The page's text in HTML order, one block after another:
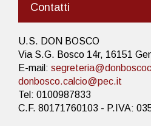
Contatti
U.S. DON BOSCO
Via S.G. Bosco 14r, 16151
E-mail:
donbosco.calcio@pec.it
Tel: 0100987833
C.F. 80171760103 - P.IVA: